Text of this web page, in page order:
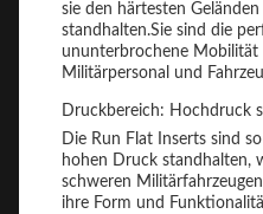
sie den härtesten
standhalten.Sie sind die
ununterbrochene Mobilität
Militärpersonal und
Druckbereich: Hochdruck
Die Run Flat Inserts sind
hohen Druck standhalten,
schweren
ihre Form und